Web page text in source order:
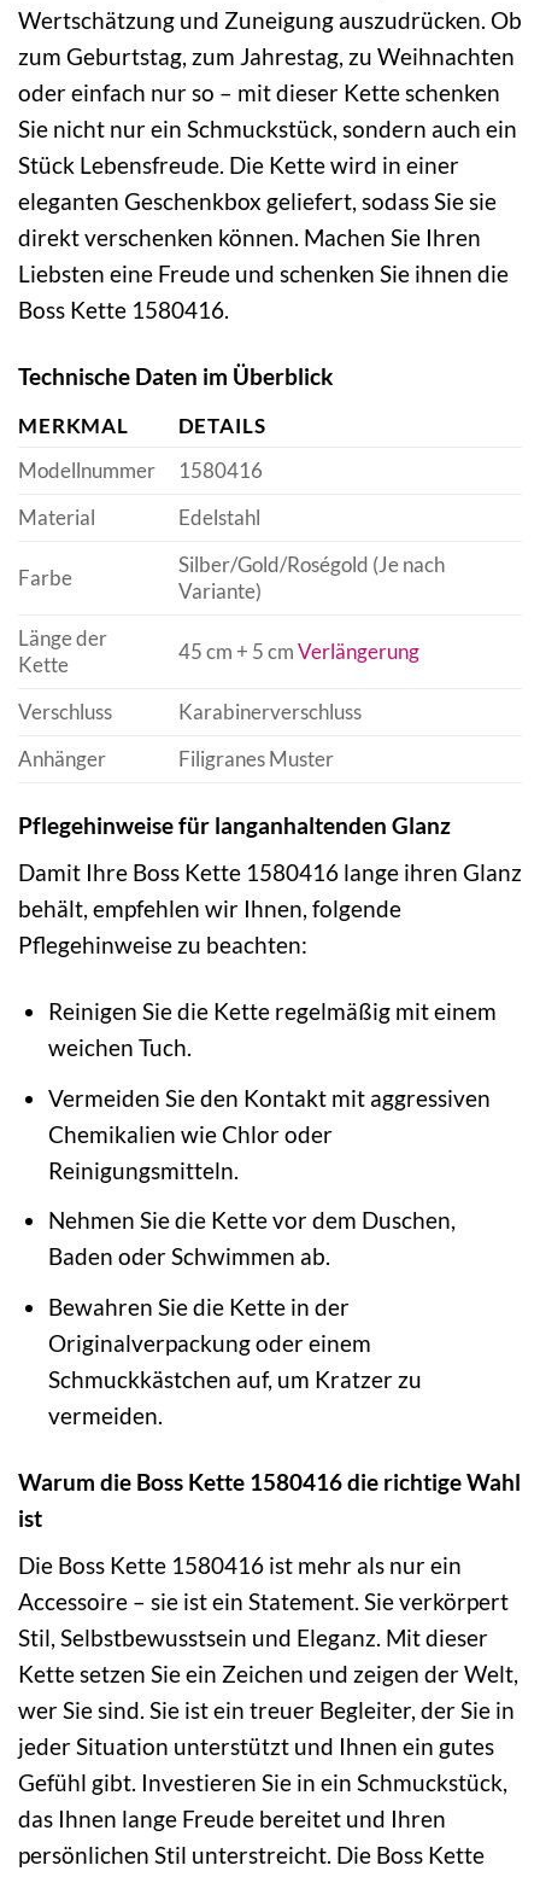
Wertschätzung und Zuneigung auszudrücken. Ob
zum Geburtstag, zum Jahrestag, zu Weihnachten
oder einfach nur so – mit dieser Kette schenken
Sie nicht nur ein Schmuckstück, sondern auch ein
Stück Lebensfreude. Die Kette wird in einer
eleganten Geschenkbox geliefert, sodass Sie sie
direkt verschenken können. Machen Sie Ihren
Liebsten eine Freude und schenken Sie ihnen die
Boss Kette 1580416.
Technische Daten im Überblick
MERKMAL
DETAILS
Modellnummer
1580416
Material
Edelstahl
Farbe
Silber/Gold/Roségold (Je nach
Variante)
Länge der
Kette
45 cm + 5 cmVerlängerung
Verschluss
Karabinerverschluss
Anhänger
Filigranes Muster
Pflegehinweise für langanhaltenden Glanz
Damit Ihre Boss Kette 1580416 lange ihren Glanz
behält, empfehlen wir Ihnen, folgende
Pflegehinweise zu beachten:
Reinigen Sie die Kette regelmäßig mit einem
weichen Tuch.
Vermeiden Sie den Kontakt mit aggressiven
Chemikalien wie Chlor oder
Reinigungsmitteln.
Nehmen Sie die Kette vor dem Duschen,
Baden oder Schwimmen ab.
Bewahren Sie die Kette in der
Originalverpackung oder einem
Schmuckkästchen auf, um Kratzer zu
vermeiden.
Warum die Boss Kette 1580416 die richtige Wahl
ist
Die Boss Kette 1580416 ist mehr als nur ein
Accessoire – sie ist ein Statement. Sie verkörpert
Stil, Selbstbewusstsein und Eleganz. Mit dieser
Kette setzen Sie ein Zeichen und zeigen der Welt,
wer Sie sind. Sie ist ein treuer Begleiter, der Sie in
jeder Situation unterstützt und Ihnen ein gutes
Gefühl gibt. Investieren Sie in ein Schmuckstück,
das Ihnen lange Freude bereitet und Ihren
persönlichen Stil unterstreicht. Die Boss Kette